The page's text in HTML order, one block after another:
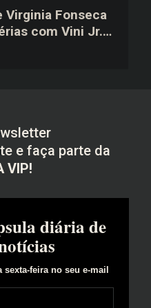
Virginia Fonseca
com Vini Jr.
“Não
e faça parte da
VIP!
diária de
sexta-feira no seu e-mail